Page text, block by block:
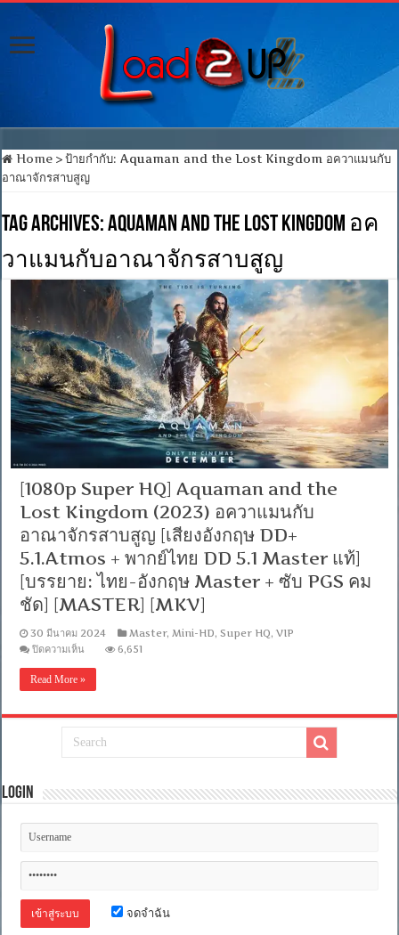
Home > ป้ายกำกับ:Aquaman and the Lost Kingdom อควาแมนกับ
อาณาจักรสาบสูญ
Tag Archives:Aquaman and the Lost Kingdom อค
วาแมนกับอาณาจักรสาบสูญ
[1080p Super HQ] Aquaman and the
Lost Kingdom (2023) อควาแมนกับ
อาณาจักรสาบสูญ [เสียงอังกฤษ DD+
5.1.Atmos + พากย์ไทย DD 5.1 Master แท้]
[บรรยาย: ไทย-อังกฤษ Master + ซับ PGS คม
ชัด] [MASTER] [MKV]
30 มีนาคม 2024 Master, Mini-HD,Super HQ,VIP
ปิดความเห็น
HQ]
and
Lost
Kingdom
วา
กับ
DD+
5.1.Atmos
+
6,651
Read More »
Login
จดจำฉัน